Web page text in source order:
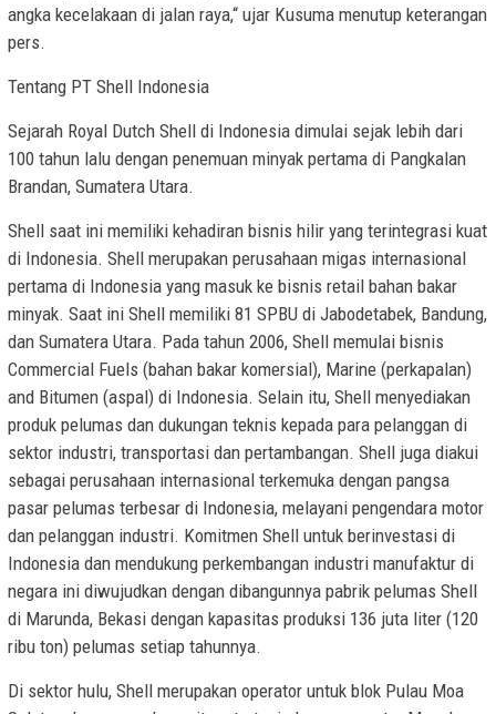
angka kecelakaan di jalan raya,“ ujar Kusuma menutup keterangan
pers.
Tentang PT Shell Indonesia
Sejarah Royal Dutch Shell di Indonesia dimulai sejak lebih dari
100 tahun lalu dengan penemuan minyak pertama di Pangkalan
Brandan, Sumatera Utara.
Shell saat ini memiliki kehadiran bisnis hilir yang terintegrasi kuat
di Indonesia. Shell merupakan perusahaan migas internasional
pertama di Indonesia yang masuk ke bisnis retail bahan bakar
minyak. Saat ini Shell memiliki 81 SPBU di Jabodetabek, Bandung,
dan Sumatera Utara. Pada tahun 2006, Shell memulai bisnis
Commercial Fuels (bahan bakar komersial), Marine (perkapalan)
and Bitumen (aspal) di Indonesia. Selain itu, Shell menyediakan
produk pelumas dan dukungan teknis kepada para pelanggan di
sektor industri, transportasi dan pertambangan. Shell juga diakui
sebagai perusahaan internasional terkemuka dengan pangsa
pasar pelumas terbesar di Indonesia, melayani pengendara motor
dan pelanggan industri. Komitmen Shell untuk berinvestasi di
Indonesia dan mendukung perkembangan industri manufaktur di
negara ini diwujudkan dengan dibangunnya pabrik pelumas Shell
di Marunda, Bekasi dengan kapasitas produksi 136 juta liter (120
ribu ton) pelumas setiap tahunnya.
Di sektor hulu, Shell merupakan operator untuk blok Pulau Moa